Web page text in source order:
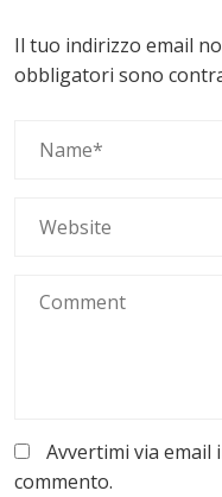
Il tuo indirizzo email
obbligatori sono
Avvertimi via email
commento.